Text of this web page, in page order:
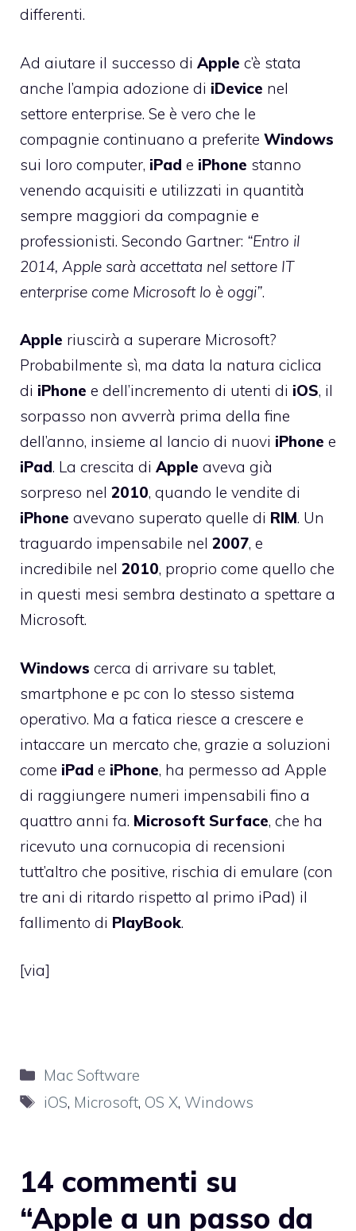
differenti.
Ad aiutare il successo di Apple c’è stata
anche l’ampia adozione di iDevice nel
settore enterprise. Se è vero che le
compagnie continuano a preferite Windows
sui loro computer, iPad e iPhone stanno
venendo acquisiti e utilizzati in quantità
sempre maggiori da compagnie e
professionisti. Secondo Gartner: “Entro il
2014, Apple sarà accettata nel settore IT
enterprise come Microsoft lo è oggi”.
Apple riuscirà a superare Microsoft?
Probabilmente sì, ma data la natura ciclica
di iPhone e dell’incremento di utenti di iOS, il
sorpasso non avverrà prima della fine
dell’anno, insieme al lancio di nuovi iPhone e
iPad. La crescita di Apple aveva già
sorpreso nel 2010, quando le vendite di
iPhone avevano superato quelle di RIM. Un
traguardo impensabile nel 2007, e
incredibile nel 2010, proprio come quello che
in questi mesi sembra destinato a spettare a
Microsoft.
Windows cerca di arrivare su tablet,
smartphone e pc con lo stesso sistema
operativo. Ma a fatica riesce a crescere e
intaccare un mercato che, grazie a soluzioni
come iPad e iPhone, ha permesso ad Apple
di raggiungere numeri impensabili fino a
quattro anni fa. Microsoft Surface, che ha
ricevuto una cornucopia di recensioni
tutt’altro che positive, rischia di emulare (con
tre ani di ritardo rispetto al primo iPad) il
fallimento di PlayBook.
[via]
Categorie
Mac Software
Tag
iOS, Microsoft, OS X, Windows
14 commenti su
“Apple a un passo da